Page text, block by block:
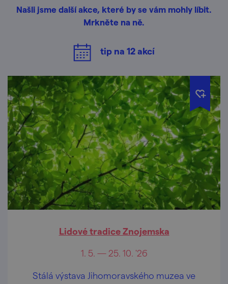
Našli jsme další akce, které by se vám mohly líbit.
Mrkněte na ně.
tip na 12akcí
Lidové tradice Znojemska
1. 5. — 25. 10. '26
Stálá výstava Jihomoravského muzea ve